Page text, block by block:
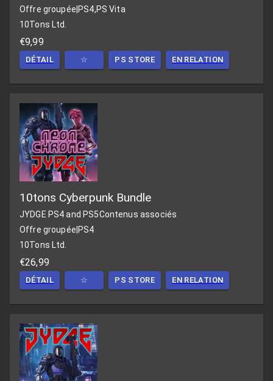
Offre groupée PS4,PS Vita
10Tons Ltd.
€9,99
DÉTAIL ☆ PS STORE EN RELATION
10tons Cyberpunk Bundle
JYDGE PS4 and PS5Contenus associés
Offre groupée PS4
10Tons Ltd.
€26,99
DÉTAIL ☆ PS STORE EN RELATION